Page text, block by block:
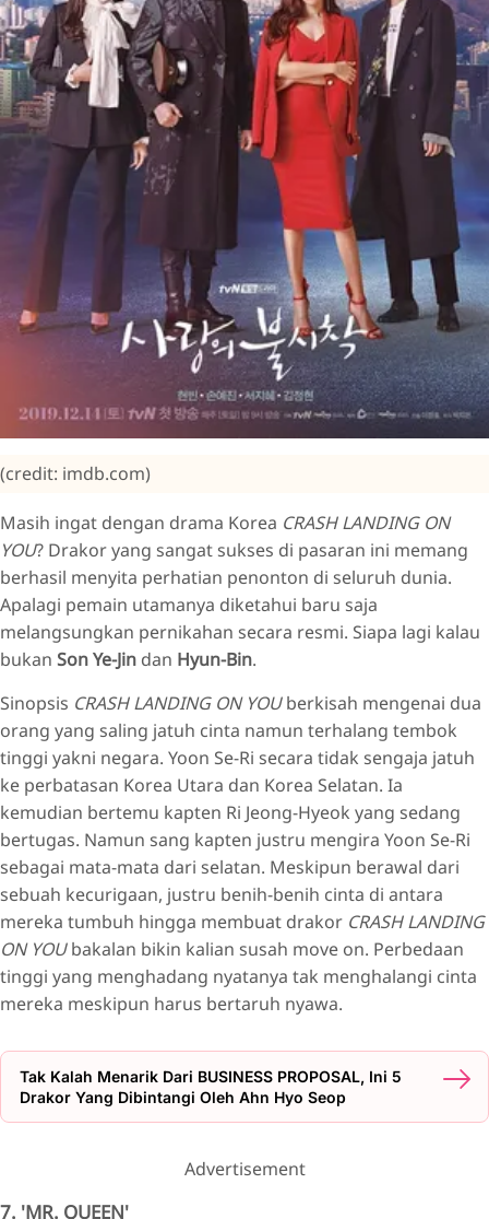
(credit: imdb.com)
Masih ingat dengan drama Korea CRASH LANDING ON
YOU? Drakor yang sangat sukses di pasaran ini memang
berhasil menyita perhatian penonton di seluruh dunia.
Apalagi pemain utamanya diketahui baru saja
melangsungkan pernikahan secara resmi. Siapa lagi kalau
bukan Son Ye-Jin dan Hyun-Bin.
Sinopsis CRASH LANDING ON YOUberkisah mengenai dua
orang yang saling jatuh cinta namun terhalang tembok
tinggi yakni negara. Yoon Se-Ri secara tidak sengaja jatuh
ke perbatasan Korea Utara dan Korea Selatan. Ia
kemudian bertemu kapten Ri Jeong-Hyeok yang sedang
bertugas. Namun sang kapten justru mengira Yoon Se-Ri
sebagai mata-mata dari selatan. Meskipun berawal dari
sebuah kecurigaan, justru benih-benih cinta di antara
mereka tumbuh hingga membuat drakor CRASH LANDING
ON YOUbakalan bikin kalian susah move on. Perbedaan
tinggi yang menghadang nyatanya tak menghalangi cinta
mereka meskipun harus bertaruh nyawa.
Tak Kalah Menarik Dari BUSINESS PROPOSAL, Ini 5
Drakor Yang Dibintangi Oleh Ahn Hyo Seop
Advertisement
7. 'MR. QUEEN'